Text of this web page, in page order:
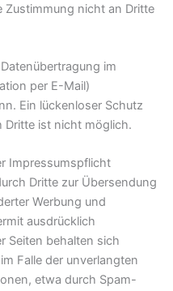
Zustimmung nicht an Dritte
im
per E-Mail)
Ein lückenloser Schutz
Dritte ist nicht möglich.
Impressumspflicht
Dritte zur Übersendung
Werbung und
ausdrücklich
Seiten behalten sich
Falle der unverlangten
etwa durch Spam-